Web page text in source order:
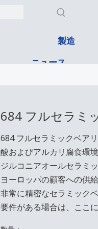
製造
ニュース
684 フルセラミ
684 フルセラミックベア
酸およびアルカリ腐食環
ジルコニアオールセラミ
ヨーロッパの顧客への供給
非常に精密なセラミック
要件がある場合は、ここ